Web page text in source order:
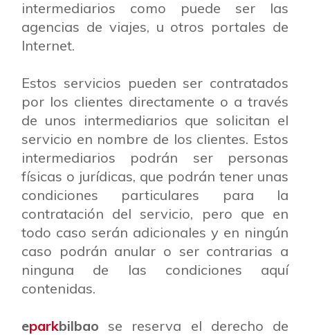
intermediarios como puede ser las
agencias de viajes, u otros portales de
Internet.
Estos servicios pueden ser contratados
por los clientes directamente o a través
de unos intermediarios que solicitan el
servicio en nombre de los clientes. Estos
intermediarios podrán ser personas
físicas o jurídicas, que podrán tener unas
condiciones particulares para la
contratación del servicio, pero que en
todo caso serán adicionales y en ningún
caso podrán anular o ser contrarias a
ninguna de las condiciones aquí
contenidas.
eparkbilbao se reserva el derecho de